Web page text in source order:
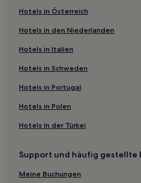
Haustierfreundliche in
Hotels mit Parkplatz in
Hotels mit Wellnessbereich in
Familien in Aix-les-Bains
Hotels mit Parkplatz in Aix-les-
Günstige in Aix-les-Bains
Haustierfreundliche in Aix-les-
Haustierfreundliche in Saint-
Haustierfreundliche in
Hotels in Österreich
Hotels in den Niederlanden
Hotels in Italien
Hotels in Schweden
Hotels in Portugal
Hotels in Polen
Hotels in der Türkei
Support und häufig gestellte
Meine Buchungen